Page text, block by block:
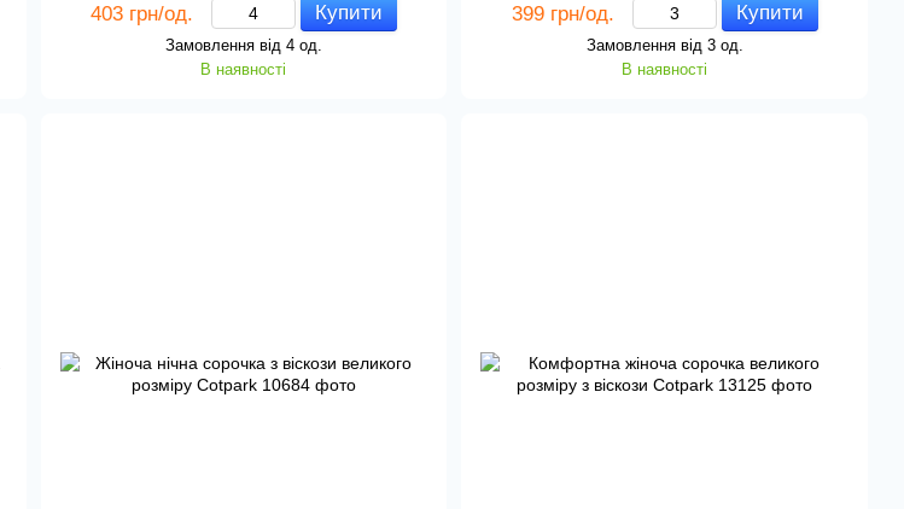
403 грн/од. Купити
Замовлення від 4 од.
В наявності
399 грн/од. Купити
Замовлення від 3 од.
В наявності